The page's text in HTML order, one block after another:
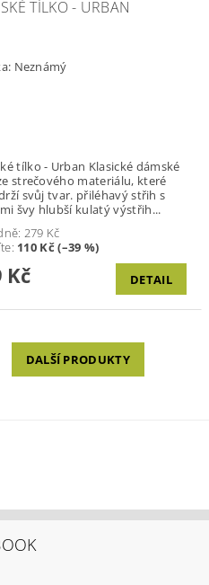
TÍLKO - URBAN
Neznámý
- Urban Klasické dámské
strečového materiálu, které
tvar. přiléhavý střih s
bočními švy hlubší kulatý výstřih...
279 Kč
: 110 Kč (–39 %)
Kč DETAIL
DALŠÍ PRODUKTY